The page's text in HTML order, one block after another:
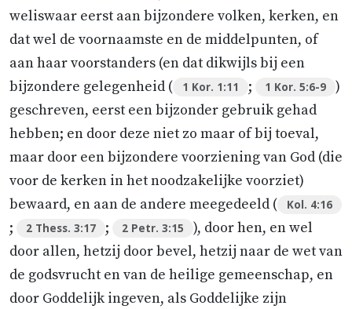
weliswaar eerst aan bijzondere volken, kerken, en
dat wel de voornaamste en de middelpunten, of
aan haar voorstanders (en dat dikwijls bij een
bijzondere gelegenheid (
1 Kor. 1:11 ; 1 Kor. 5:6-9
)
geschreven, eerst een bijzonder gebruik gehad
hebben; en door deze niet zo maar of bij toeval,
maar door een bijzondere voorziening van God (die
voor de kerken in het noodzakelijke voorziet)
bewaard, en aan de andere meegedeeld (
Kol. 4:16
; 2 Thess. 3:17 ; 2 Petr. 3:15
), door hen, en wel
door allen, hetzij door bevel, hetzij naar de wet van
de godsvrucht en van de heilige gemeenschap, en
door Goddelijk ingeven, als Goddelijke zijn